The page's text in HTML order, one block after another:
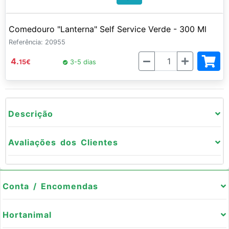
Comedouro "Lanterna" Self Service Verde - 300 Ml
Referência: 20955
4.15€ 3-5 dias Quantidade
Descrição
Avaliações dos Clientes
Conta / Encomendas
Hortanimal